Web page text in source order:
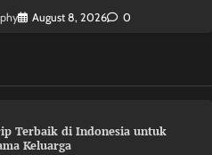
August 8, 2026 0
Terbaik di Indonesia untuk
Keluarga